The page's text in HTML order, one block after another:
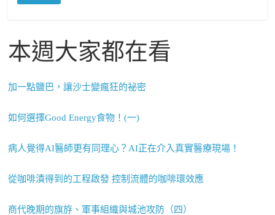
本週大家都在看
加一點鹽巴，讓沙士變瘋狂的祕密
如何選擇Good Energy食物！(一)
病人覺得AI醫師更有同理心？AI正在介入真實醫療現場！
從咖啡漬得到的工程啟發 控制流體的咖啡環效應
商代晚期的旗斿、軍事組織與城池攻防（四）